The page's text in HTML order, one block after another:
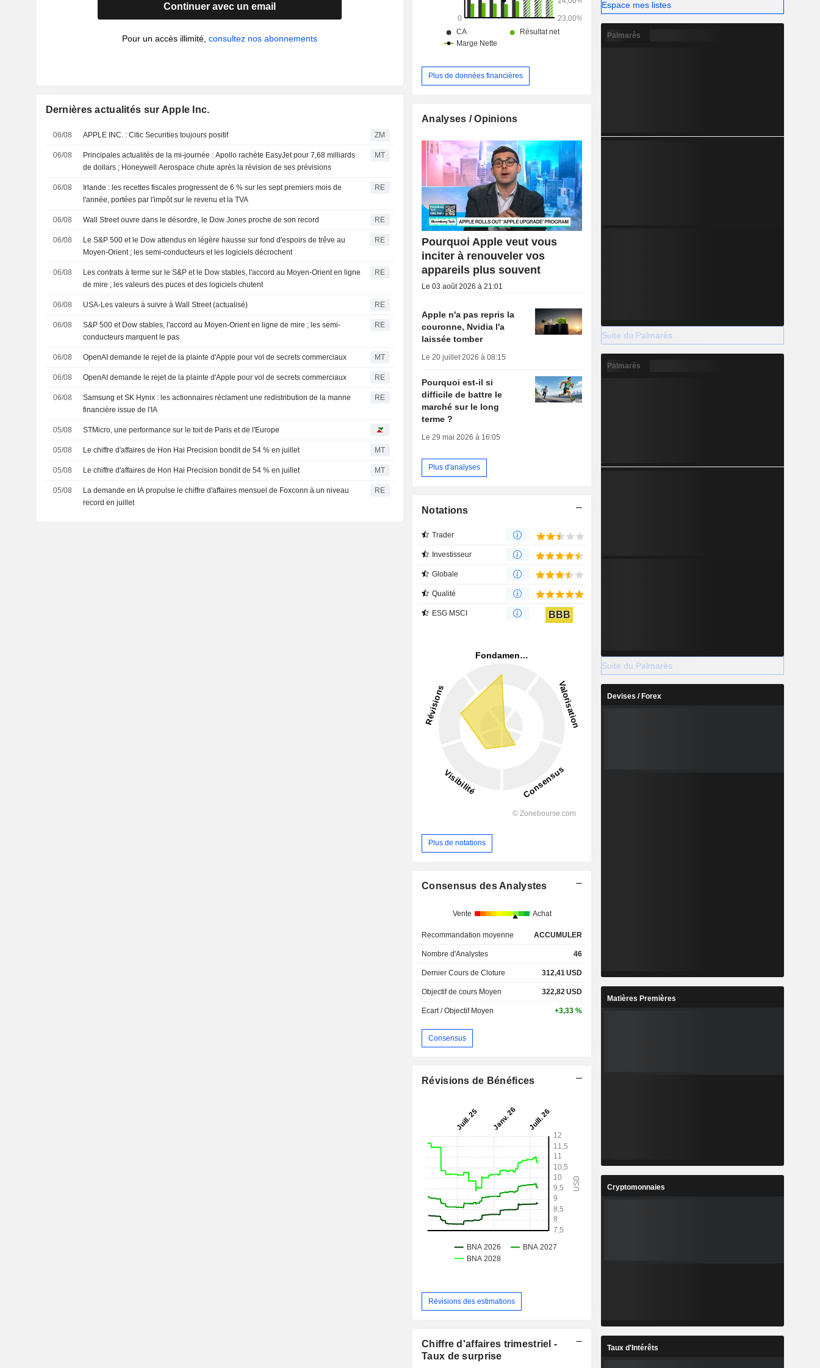
Continuer avec un email
Pour un accès illimité,consultez nos abonnements
Dernières actualités sur Apple Inc.
06/08 APPLE INC. : Citic Securities toujours positif ZM
06/08
Principales actualités de la mi-journée : Apollo rachète EasyJet pour 7,68 milliards
de dollars ; Honeywell Aerospace chute après la révision de ses prévisions
MT
06/08
Irlande : les recettes fiscales progressent de 6 % sur les sept premiers mois de
l'année, portées par l'impôt sur le revenu et la TVA
RE
06/08 Wall Street ouvre dans le désordre, le Dow Jones proche de son record RE
06/08
Le S&P 500 et le Dow attendus en légère hausse sur fond d'espoirs de trêve au
Moyen-Orient ; les semi-conducteurs et les logiciels décrochent
RE
06/08
Les contrats à terme sur le S&P et le Dow stables, l'accord au Moyen-Orient en ligne
de mire ; les valeurs des puces et des logiciels chutent
RE
06/08 USA-Les valeurs à suivre à Wall Street (actualisé) RE
06/08
S&P 500 et Dow stables, l'accord au Moyen-Orient en ligne de mire ; les semi-
conducteurs marquent le pas
RE
06/08 OpenAI demande le rejet de la plainte d'Apple pour vol de secrets commerciaux MT
06/08 OpenAI demande le rejet de la plainte d'Apple pour vol de secrets commerciaux RE
06/08
Samsung et SK Hynix : les actionnaires réclament une redistribution de la manne
financière issue de l'IA
RE
05/08 STMicro, une performance sur le toit de Paris et de l'Europe
05/08 Le chiffre d'affaires de Hon Hai Precision bondit de 54 % en juillet MT
05/08 Le chiffre d'affaires de Hon Hai Precision bondit de 54 % en juillet MT
05/08
La demande en IA propulse le chiffre d'affaires mensuel de Foxconn à un niveau
record en juillet
RE
Plus de données financières
Analyses / Opinions
Pourquoi Apple veut vous
inciter à renouveler vos
appareils plus souvent
Le 03 août 2026 à 21:01
Apple n'a pas repris la
couronne, Nvidia l'a
laissée tomber
Le 20 juillet 2026 à 08:15
Pourquoi est-il si
difficile de battre le
marché sur le long
terme ?
Le 29 mai 2026 à 16:05
Plus d'analyses
Notations
Trader
Investisseur
Globale
Qualité
ESG MSCI BBB
Plus de notations
Consensus des Analystes
Vente Achat
Recommandation moyenne ACCUMULER
Nombre d'Analystes 46
Dernier Cours de Cloture 312,41USD
Objectif de cours Moyen 322,82USD
Ecart / Objectif Moyen +3,33 %
Consensus
Révisions de Bénéfices
Révisions des estimations
Chiffre d'affaires trimestriel -
Taux de surprise
Espace mes listes
Palmarès
Suite du Palmarès
Palmarès
Suite du Palmarès
Devises / Forex
Matières Premières
Cryptomonnaies
Taux d'Intérêts